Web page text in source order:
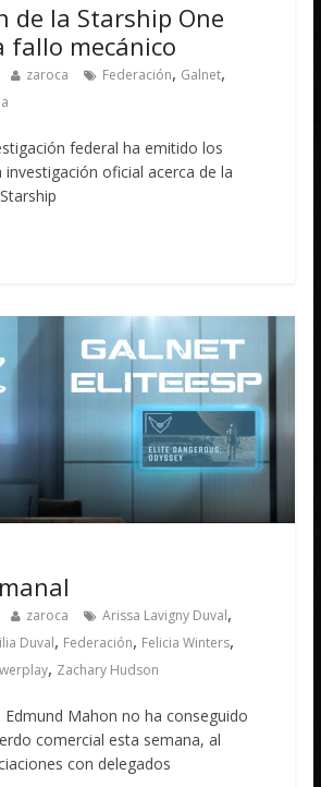
de la Starship One
fallo mecánico
zaroca Federación, Galnet,
federal ha emitido los
oficial acerca de la
zaroca Arissa Lavigny Duval,
Duval, Federación, Felicia Winters,
, Zachary Hudson
Mahon no ha conseguido
comercial esta semana, al
con delegados